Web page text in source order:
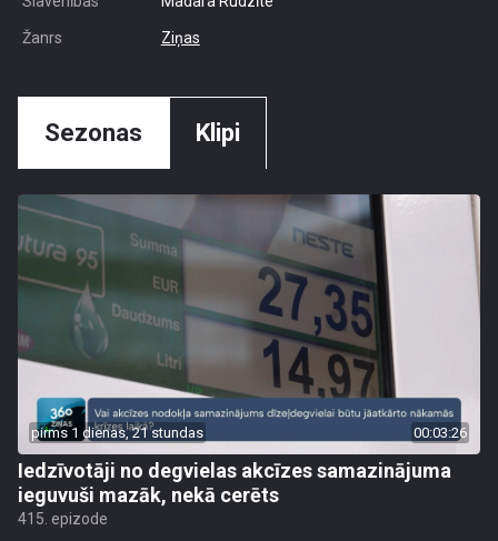
Žanrs Ziņas
Sezonas Klipi
pirms 1 dienas, 21 stundas 00:03:26
Iedzīvotāji no degvielas akcīzes samazinājuma
ieguvuši mazāk, nekā cerēts
415. epizode